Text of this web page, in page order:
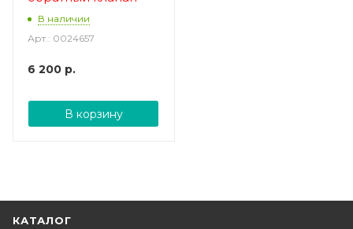
В наличии
Арт.: 0024657
6 200 р.
В корзину
КАТАЛОГ